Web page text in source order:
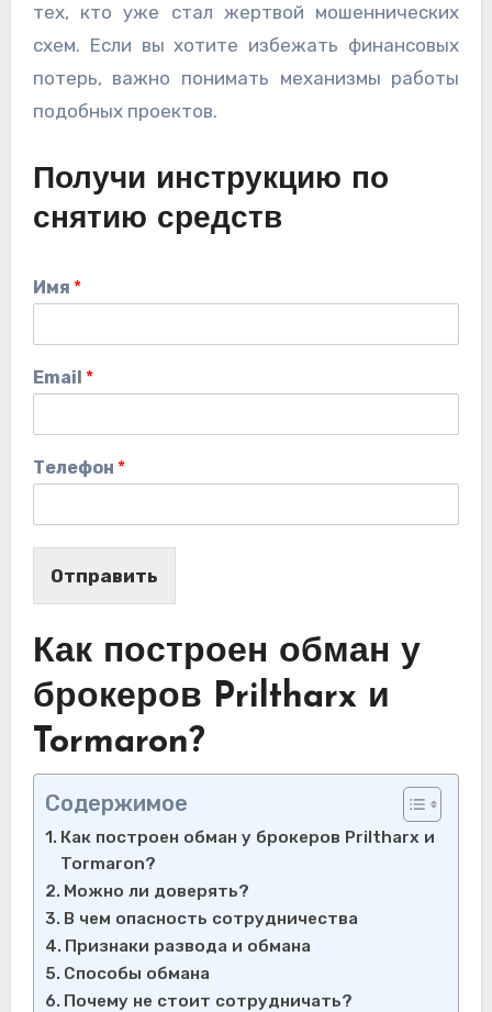
тех, кто уже стал жертвой мошеннических
схем. Если вы хотите избежать финансовых
потерь, важно понимать механизмы работы
подобных проектов.
Получи инструкцию по
снятию средств
Имя *
Email *
Телефон *
Отправить
Как построен обман у
брокеров Priltharx и
Tormaron?
Содержимое
Как построен обман у брокеров Priltharx и
Tormaron?
Можно ли доверять?
В чем опасность сотрудничества
Признаки развода и обмана
Способы обмана
Почему не стоит сотрудничать?